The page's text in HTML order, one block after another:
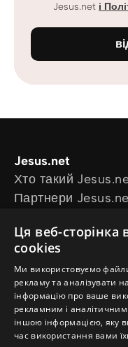
Jesus.net і
Jesus.net
Хто такий
Партнери
Explore
Статті для читання
Відео
Our projects
Маю питання
Follow us
Ця веб-сторінка
cookies
Ми використовуємо
рекламу та аналізувати
інформацію про ваше
рекламним і аналітичним
іншою інформацією, яку
час використання вами